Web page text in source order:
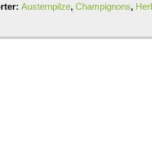
Austernpilze, Champignons,